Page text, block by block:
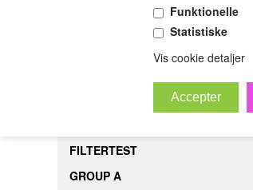
Funktionelle
Statistiske
Vis cookie detaljer
FILTERTEST
GROUP A